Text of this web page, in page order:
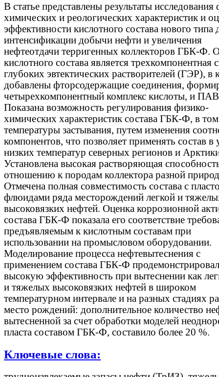
В статье представлены результаты исследования
химических и реологических характеристик и
эффективности кислотного состава нового типа
интенсификации добычи нефти и увеличения
нефтеотдачи терригенных коллекторов ГБК-Ф.
кислотного состава является трехкомпонентная
глубоких эвтектических растворителей (ГЭР), в
добавлены фторсодержащие соединения,
четырехкомпонентный комплекс кислоты, и
Показана возможность регулирования физико-
химических характеристик состава ГБК-Ф, в
температуры застывания, путем изменения
компонентов, что позволяет применять состав в
низких температур северных регионов и
Установлена высокая растворяющая
отношению к породам коллектора разной
Отмечена полная совместимость состава с
флюидами ряда месторождений легкой и
высоковязких нефтей. Оценка коррозионной
состава ГБК-Ф показала его соответствие
предъявляемым к кислотным составам при
использовании на промысловом оборудовании.
Моделирование процесса нефтевытеснения с
применением состава ГБК-Ф
высокую эффективность при вытеснении как
и тяжелых высоковязких нефтей в широком
температурном интервале и на разных стадиях
место рождений: дополнительное количество
вытесненной за счет обработки моделей
пласта составом ГБК-Ф, составило более 20 %.
Ключевые слова: